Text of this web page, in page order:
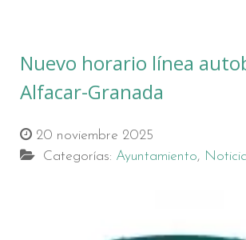
Nuevo horario línea
Alfacar-Granada
20 noviembre 2025
Categorías: Ayuntamiento,